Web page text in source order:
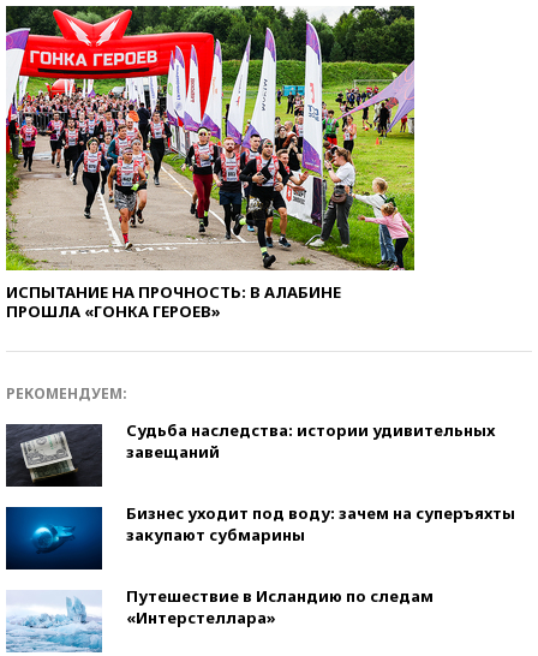
ИСПЫТАНИЕ НА ПРОЧНОСТЬ: В АЛАБИНЕ
ПРОШЛА «ГОНКА ГЕРОЕВ»
РЕКОМЕНДУЕМ:
Судьба наследства: истории удивительных
завещаний
Бизнес уходит под воду: зачем на суперъяхты
закупают субмарины
Путешествие в Исландию по следам
«Интерстеллара»